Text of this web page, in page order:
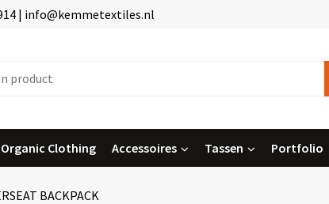
| info@kemmetextiles.nl
Organic Clothing Accessoires Tassen Portfolio
BACKPACK